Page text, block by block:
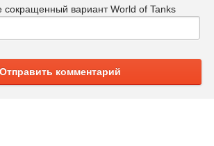
сокращенный вариант World of Tanks
Отправить комментарий